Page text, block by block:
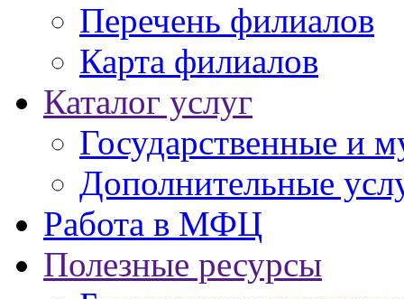
Перечень филиалов
Карта филиалов
Каталог услуг
Государственные и
Дополнительные
Работа в МФЦ
Полезные ресурсы